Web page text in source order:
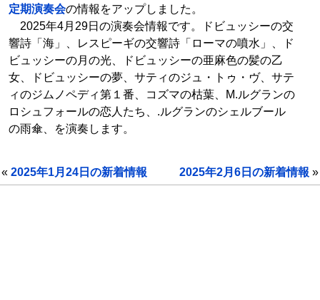
定期演奏会の情報をアップしました。
2025年4月29日の演奏会情報です。ドビュッシーの交
響詩「海」、レスピーギの交響詩「ローマの噴水」、ド
ビュッシーの月の光、ドビュッシーの亜麻色の髪の乙
女、ドビュッシーの夢、サティのジュ・トゥ・ヴ、サテ
ィのジムノペディ第１番、コズマの枯葉、M.ルグランの
ロシュフォールの恋人たち、.ルグランのシェルブール
の雨傘、を演奏します。
« 2025年1月24日の新着情報 2025年2月6日の新着情報 »